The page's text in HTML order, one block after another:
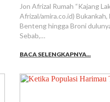
Jon Afrizal Rumah “Kajang
Afrizal/amira.co.id)
Benteng hingga Broni
Sebab,…
BACA SELENGKAPNYA...